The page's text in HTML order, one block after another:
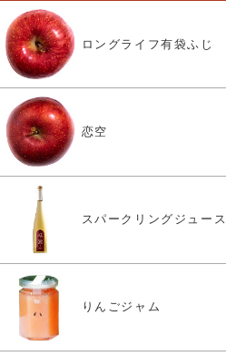
ロングライフ有袋ふじ
恋空
スパークリングジュース
りんごジャム